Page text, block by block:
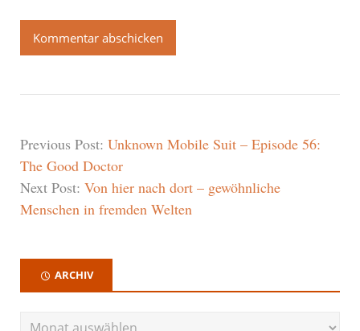
Previous Post: Unknown Mobile Suit – Episode 56:
The Good Doctor
Next Post: Von hier nach dort – gewöhnliche
Menschen in fremden Welten
ARCHIV